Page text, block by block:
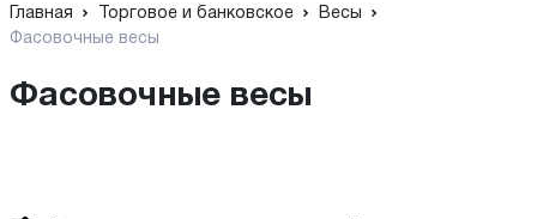
Главная Торговое и банковское
Весы
Фасовочные весы
Фасовочные весы